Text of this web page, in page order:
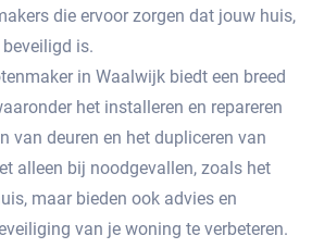
die ervoor zorgen dat jouw huis,
is.​
in Waalwijk biedt een breed
het installeren en repareren
van deuren en het dupliceren van
alleen bij noodgevallen, zoals het
maar bieden ook advies en
van je woning te verbeteren.​